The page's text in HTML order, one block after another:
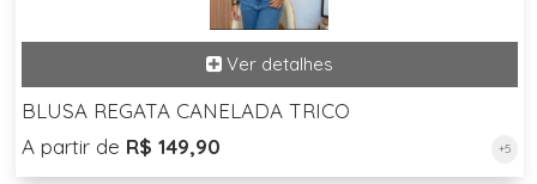
BLUSA REGATA CANELADA TRICO
A partir de R$ 149,90 +5